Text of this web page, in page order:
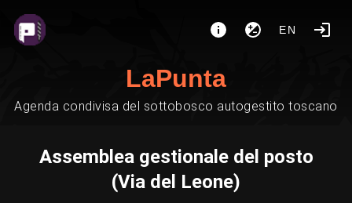
EN
LaPunta
Agenda condivisa del sottobosco autogestito toscano
Assemblea gestionale del posto
(Via del Leone)